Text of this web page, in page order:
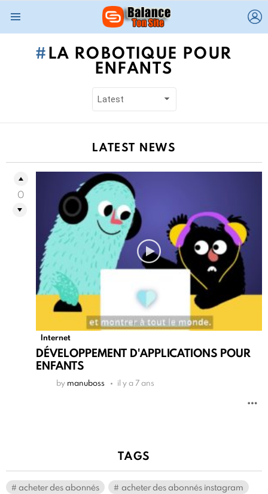
LA ROBOTIQUE POUR
ENFANTS
LATEST NEWS
Internet
DÉVELOPPEMENT D'APPLICATIONS POUR
ENFANTS
by manuboss il y a 7 ans
0
TAGS
acheter des abonnés
acheter des abonnés instagram